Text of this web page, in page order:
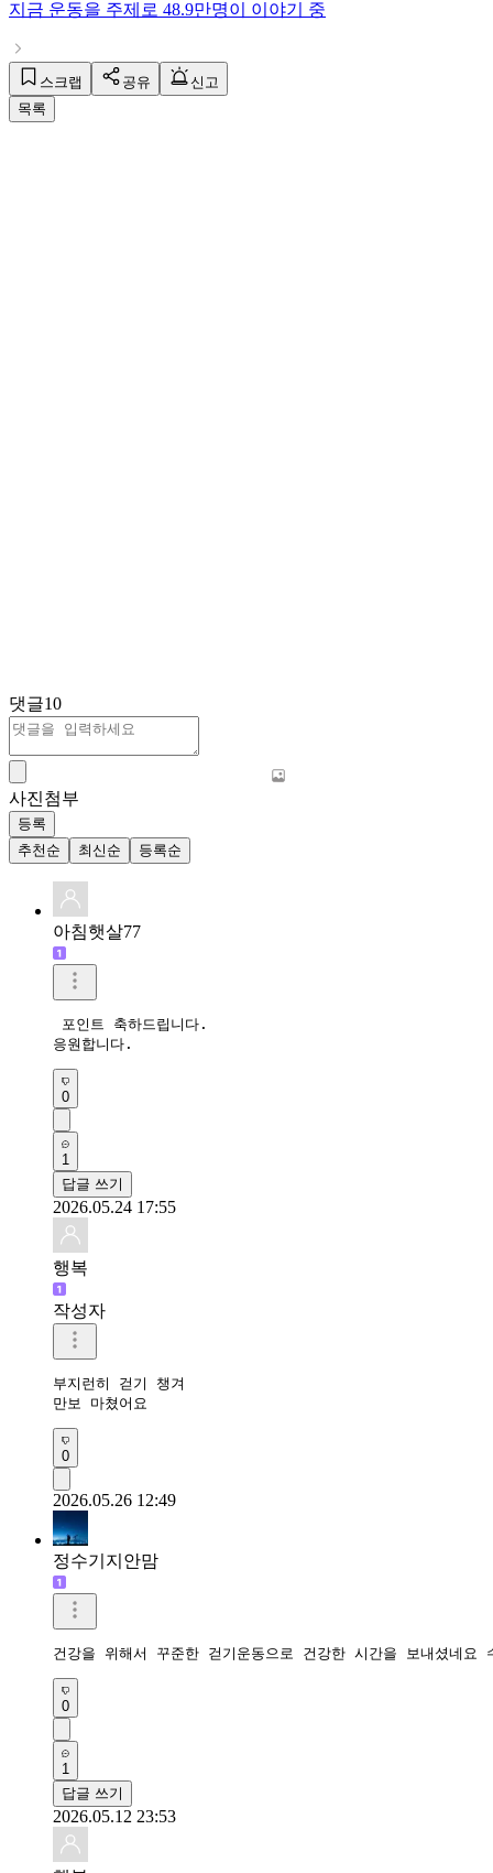
지금 운동을 주제로 48.9만명이 이야기 중
스크랩 공유
신고
목록
댓글10
사진첨부
등록
추천순
최신순 등록순
아침햇살77
포인트 축하드립니다.
응원합니다.
0
1
답글 쓰기
2026.05.24 17:55
행복
작성자
부지런히 걷기 챙겨
만보 마쳤어요
0
2026.05.26 12:49
정수기지안맘
건강을 위해서 꾸준한 걷기운동으로 건강한 시간을 보내셨네요
0
1
답글 쓰기
2026.05.12 23:53